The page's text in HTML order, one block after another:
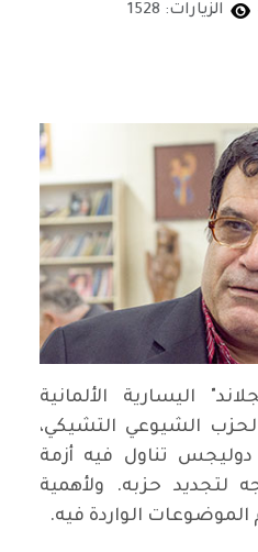
الزيارات: 1528
اليسارية الألمانية
الشيوعي التشيكي،
دوليجس تناول فيه أزمة
لتجديد حزبه. ولأهمية
الموضوعات الواردة فيه.